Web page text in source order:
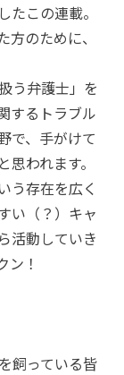
この連載。
のために、
う弁護士」を
するトラブル
で、手がけて
われます。
う存在を広く
い（？）キャ
活動していき
ン！
飼っている皆